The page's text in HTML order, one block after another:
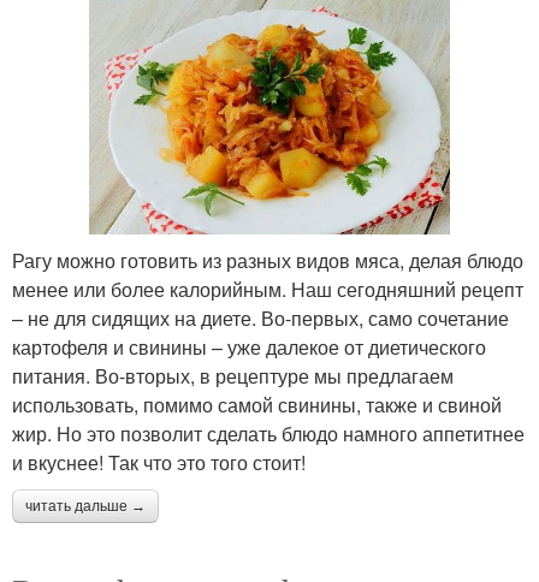
Рагу можно готовить из разных видов мяса, делая блюдо
менее или более калорийным. Наш сегодняшний рецепт
– не для сидящих на диете. Во-первых, само сочетание
картофеля и свинины – уже далекое от диетического
питания. Во-вторых, в рецептуре мы предлагаем
использовать, помимо самой свинины, также и свиной
жир. Но это позволит сделать блюдо намного аппетитнее
и вкуснее! Так что это того стоит!
читать дальше →